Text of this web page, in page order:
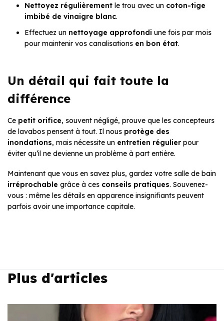
Nettoyez régulièrement le trou avec un coton-tige
imbibé de vinaigre blanc.
Effectuez un nettoyage approfondi une fois par mois
pour maintenir vos canalisations en bon état.
Un détail qui fait toute la
différence
Ce petit orifice, souvent négligé, prouve que les concepteurs
de lavabos pensent à tout. Il nous protège des
inondations, mais nécessite un entretien régulier pour
éviter qu’il ne devienne un problème à part entière.
Maintenant que vous en savez plus, gardez votre salle de bain
irréprochable grâce à ces conseils pratiques. Souvenez-
vous : même les détails en apparence insignifiants peuvent
parfois avoir une importance capitale.
Plus d'articles